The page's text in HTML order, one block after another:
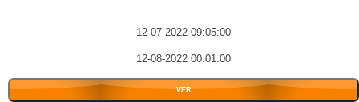
12-07-2022 09:05:00
12-08-2022 00:01:00
VER